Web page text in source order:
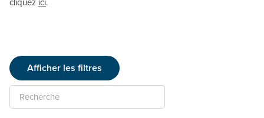
Afficher les filtres
Recherche